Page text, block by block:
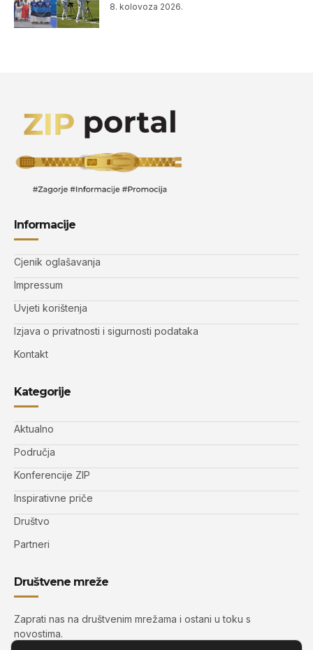
8. kolovoza 2026.
Informacije
Cjenik oglašavanja
Impressum
Uvjeti korištenja
Izjava o privatnosti i sigurnosti podataka
Kontakt
Kategorije
Aktualno
Područja
Konferencije ZIP
Inspirativne priče
Društvo
Partneri
Društvene mreže
Zaprati nas na društvenim mrežama i ostani u toku s
novostima.